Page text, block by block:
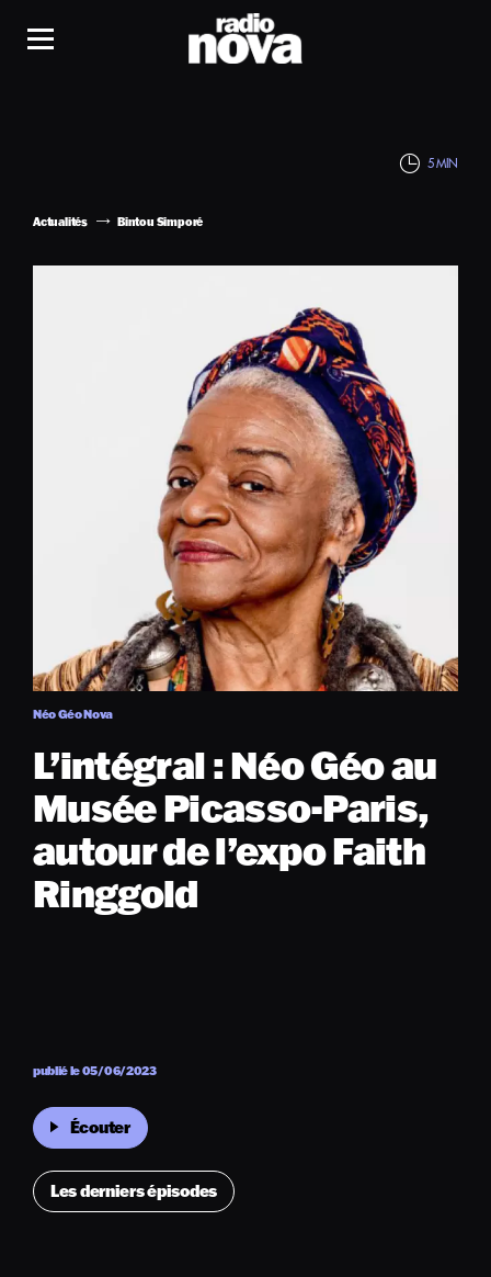
Actualités Bintou Simporé
5 MIN
Néo Géo Nova
L’intégral : Néo Géo au
Musée Picasso-Paris,
autour de l’expo Faith
Ringgold
Écouter
Les derniers épisodes
publié le 05/06/2023